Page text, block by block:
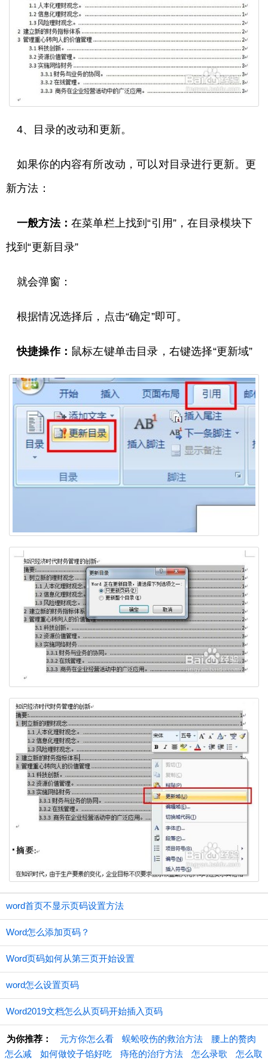
4、目录的改动和更新。
如果你的内容有所改动，可以对目录进行更新。更
新方法：
一般方法： 在菜单栏上找到“引用”，在目录模块下
找到“更新目录”
就会弹窗：
根据情况选择后，点击“确定”即可。
快捷操作： 鼠标左键单击目录，右键选择“更新域”
word首页不显示页码设置方法
Word怎么添加页码？
Word页码如何从第三页开始设置
word怎么设置页码
Word2019文档怎么从页码开始插入页码
为你推荐： 元方你怎么看 蜈蚣咬伤的救治方法
腰上的赘肉
怎么减
如何做饺子馅好吃 痔疮的治疗方法 怎么录歌 怎么取